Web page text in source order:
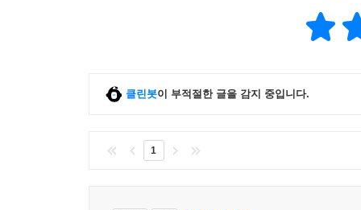
클린봇이 부적절한 글을 감지 중입니다.
1